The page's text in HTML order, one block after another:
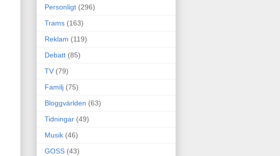
Personligt (296)
Trams (163)
Reklam (119)
Debatt (85)
TV (79)
Familj (75)
Bloggvärlden (63)
Tidningar (49)
Musik (46)
GOSS (43)